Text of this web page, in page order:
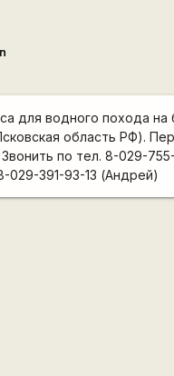
для водного похода на
область РФ).
Звонить по тел. 8-029-
029-391-93-13 (Андрей)